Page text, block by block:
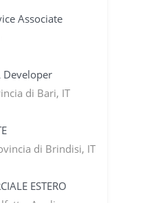
Associate
Developer
di Bari, IT
di Brindisi, IT
ESTERO